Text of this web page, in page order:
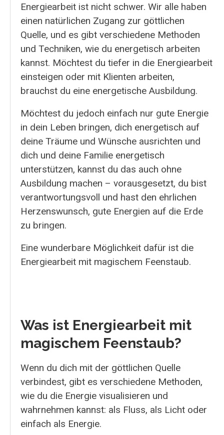
Energiearbeit ist nicht schwer. Wir alle haben
einen natürlichen Zugang zur göttlichen
Quelle, und es gibt verschiedene Methoden
und Techniken, wie du energetisch arbeiten
kannst. Möchtest du tiefer in die Energiearbeit
einsteigen oder mit Klienten arbeiten,
brauchst du eine energetische Ausbildung.
Möchtest du jedoch einfach nur gute Energie
in dein Leben bringen, dich energetisch auf
deine Träume und Wünsche ausrichten und
dich und deine Familie energetisch
unterstützen, kannst du das auch ohne
Ausbildung machen – vorausgesetzt, du bist
verantwortungsvoll und hast den ehrlichen
Herzenswunsch, gute Energien auf die Erde
zu bringen.
Eine wunderbare Möglichkeit dafür ist die
Energiearbeit mit magischem Feenstaub.
Was ist Energiearbeit mit
magischem Feenstaub?
Wenn du dich mit der göttlichen Quelle
verbindest, gibt es verschiedene Methoden,
wie du die Energie visualisieren und
wahrnehmen kannst: als Fluss, als Licht oder
einfach als Energie.